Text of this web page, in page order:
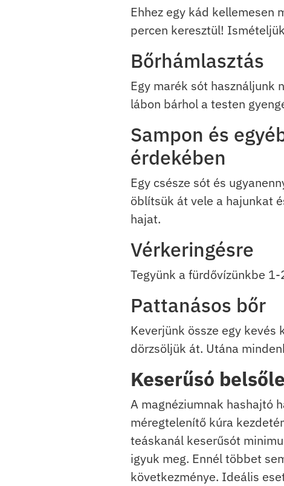
Ehhez egy kád kellemesen
percen keresztül!
Bőrhámlasztás
Egy marék sót használjunk
lábon bárhol a testen
Sampon és
érdekében
Egy csésze sót és
öblítsük át vele a hajunkat
hajat.
Vérkeringésre
Tegyünk a fürdővízünkbe
Pattanásos bőr
Keverjünk össze egy
dörzsöljük át. Utána
Keserűsó
A magnéziumnak hashajtó
méregtelenítő kúra
teáskanál keserűsót
igyuk meg. Ennél többet
következménye. Ideális